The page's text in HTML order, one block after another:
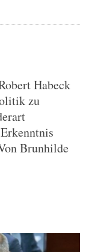
Habeck
zu
Brunhilde